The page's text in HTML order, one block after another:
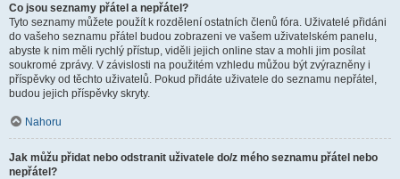
Co jsou seznamy přátel a nepřátel?
Tyto seznamy můžete použít k rozdělení ostatních členů fóra. Uživatelé přidáni
do vašeho seznamu přátel budou zobrazeni ve vašem uživatelském panelu,
abyste k nim měli rychlý přístup, viděli jejich online stav a mohli jim posílat
soukromé zprávy. V závislosti na použitém vzhledu můžou být zvýrazněny i
příspěvky od těchto uživatelů. Pokud přidáte uživatele do seznamu nepřátel,
budou jejich příspěvky skryty.
Nahoru
Jak můžu přidat nebo odstranit uživatele do/z mého seznamu přátel nebo
nepřátel?